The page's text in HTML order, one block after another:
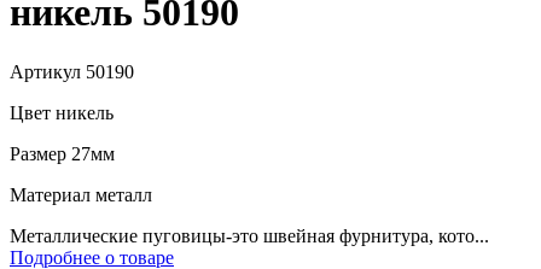
никель 50190
Артикул 50190
Цвет никель
Размер 27мм
Материал металл
Металлические пуговицы-это швейная фурнитура, кото...
Подробнее о товаре